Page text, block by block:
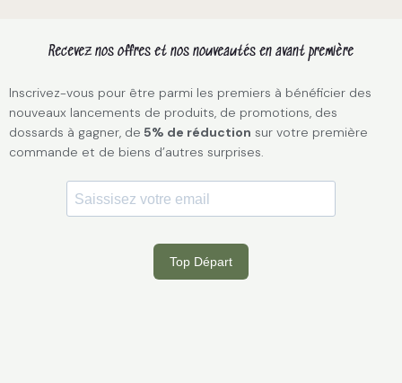
Recevez nos offres et nos nouveautés en avant première
Inscrivez-vous pour être parmi les premiers à bénéficier des
nouveaux lancements de produits, de promotions, des
dossards à gagner, de 5% de réduction sur votre première
commande et de biens d’autres surprises.